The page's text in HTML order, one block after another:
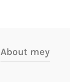
About mey